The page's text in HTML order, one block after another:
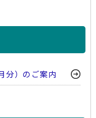
分）のご案内